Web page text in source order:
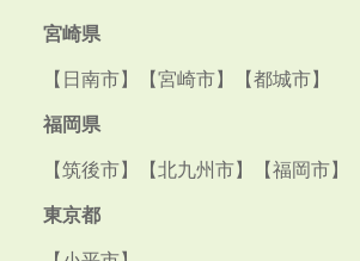
宮崎県
【日南市】【宮崎市】【都城市】
福岡県
【筑後市】【北九州市】【福岡市】
東京都